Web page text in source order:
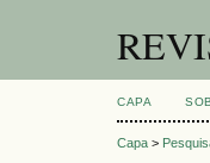
CAPA
Capa >